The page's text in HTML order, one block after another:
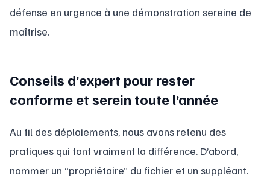
défense en urgence à une démonstration sereine de
maîtrise.
Conseils d’expert pour rester
conforme et serein toute l’année
Au fil des déploiements, nous avons retenu des
pratiques qui font vraiment la différence. D’abord,
nommer un “propriétaire” du fichier et un suppléant.